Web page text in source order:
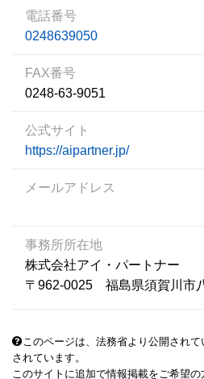
電話番号
0248639050
FAX番号
0248-63-9051
公式サイト
https://aipartner.jp/
メールアドレス
事務所所在地
株式会社アイ・パートナー
〒962-0025 福島県須賀川市
このページは、法務省より公開され
されています。
このサイトに追加で情報掲載をご希望の